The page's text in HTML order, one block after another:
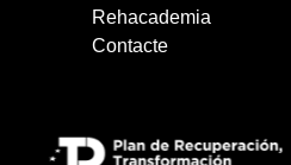
Rehacademia
Contacte